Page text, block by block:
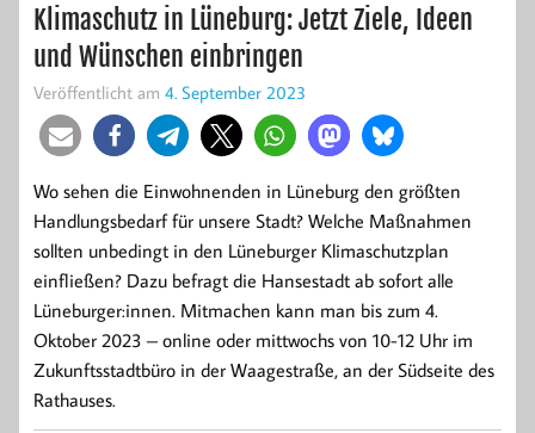
Klimaschutz in Lüneburg: Jetzt Ziele, Ideen
und Wünschen einbringen
Veröffentlicht am 4. September 2023
Wo sehen die Einwohnenden in Lüneburg den größten
Handlungsbedarf für unsere Stadt? Welche Maßnahmen
sollten unbedingt in den Lüneburger Klimaschutzplan
einfließen? Dazu befragt die Hansestadt ab sofort alle
Lüneburger:innen. Mitmachen kann man bis zum 4.
Oktober 2023 – online oder mittwochs von 10-12 Uhr im
Zukunftsstadtbüro in der Waagestraße, an der Südseite des
Rathauses.